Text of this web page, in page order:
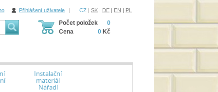
Přihlášení uživatele | CZ | SK | DE | EN | PL
Počet položek
Cena
0
0 Kč
Instalační
materiál
Nářadí